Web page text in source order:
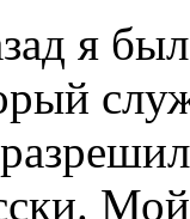
я